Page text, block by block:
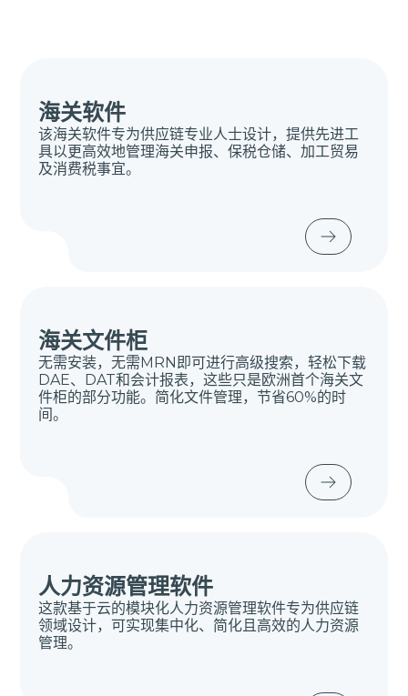
海关软件
该海关软件专为供应链专业人士设计，提供先进工
具以更高效地管理海关申报、保税仓储、加工贸易
及消费税事宜。
海关文件柜
无需安装，无需MRN即可进行高级搜索，轻松下载
DAE、DAT和会计报表，这些只是欧洲首个海关文
件柜的部分功能。简化文件管理，节省60%的时
间。
人力资源管理软件
这款基于云的模块化人力资源管理软件专为供应链
领域设计，可实现集中化、简化且高效的人力资源
管理。